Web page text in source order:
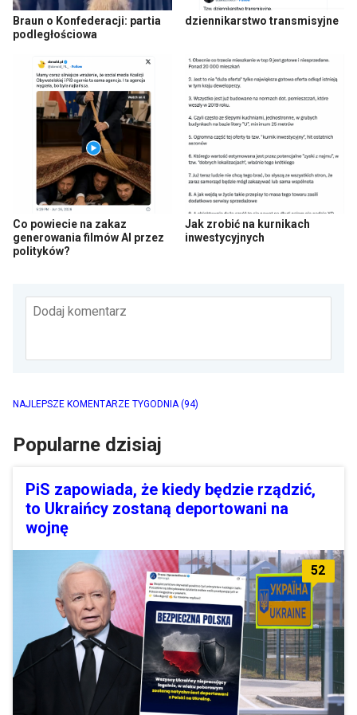
Braun o Konfederacji: partia
podległościowa
dziennikarstwo transmisyjne
Co powiecie na zakaz
generowania filmów AI przez
polityków?
Jak zrobić na kurnikach
inwestycyjnych
Dodaj komentarz
NAJLEPSZE KOMENTARZE TYGODNIA(94)
Popularne dzisiaj
PiS zapowiada, że kiedy będzie rządzić,
to Ukraińcy zostaną deportowani na
wojnę
52